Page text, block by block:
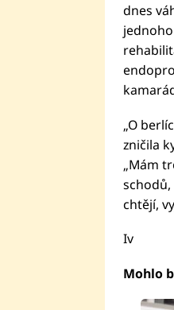
dnes
„O
zničila
„Mám
chtějí,
Iv
Mohlo